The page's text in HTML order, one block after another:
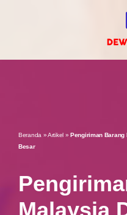
Beranda »Artikel»Pengiriman Barang
Besar
Malaysia